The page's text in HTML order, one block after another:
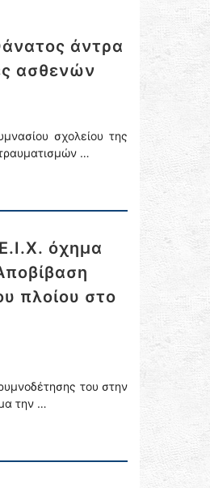
άντρα
ασθενών
σχολείου της
…
όχημα
πλοίου στο
του στην
την …